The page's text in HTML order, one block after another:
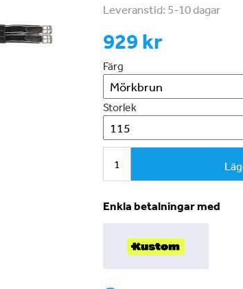
Leveranstid: 5-10 dagar
929 kr
Färg
Storlek
Enkla betalningar med